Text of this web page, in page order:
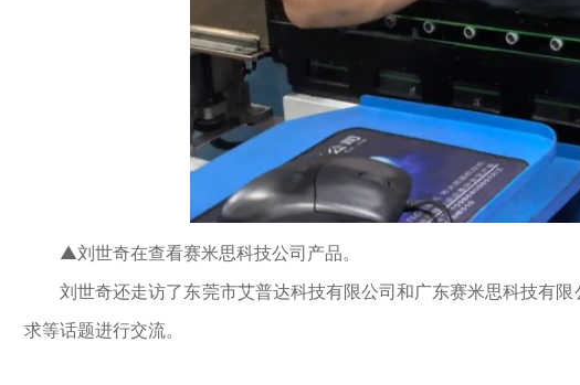
▲刘世奇在查看赛米思科技公司产品。
刘世奇还走访了东莞市艾普达科技有限公司和广东赛米思科技有限
求等话题进行交流。